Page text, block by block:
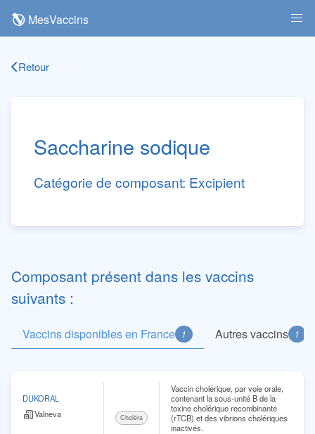
MesVaccins
Retour
Saccharine sodique
Catégorie de composant: Excipient
Composant présent dans les vaccins
suivants :
Vaccins disponibles en France 1 Autres vaccins 1
DUKORAL
Valneva
Choléra
Vaccin cholérique, par voie orale,
contenant la sous-unité B de la
toxine cholérique recombinante
(rTCB) et des vibrions cholériques
inactivés.